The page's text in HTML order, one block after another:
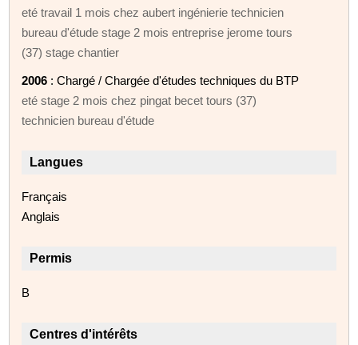
eté travail 1 mois chez aubert ingénierie technicien
bureau d'étude stage 2 mois entreprise jerome tours
(37) stage chantier
2006 : Chargé / Chargée d'études techniques du BTP
eté stage 2 mois chez pingat becet tours (37)
technicien bureau d'étude
Langues
Français
Anglais
Permis
B
Centres d'intérêts